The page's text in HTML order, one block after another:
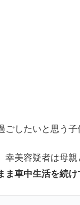
ごしたいと思う
美容疑者は母親
ま車中生活を続け